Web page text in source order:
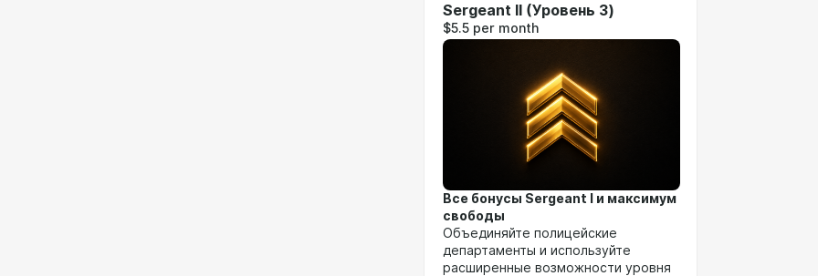
Sergeant II (Уровень 3)
$5.5 per month
Все бонусы Sergeant I и максимум
свободы
Объединяйте полицейские
департаменты и используйте
расширенные возможности уровня